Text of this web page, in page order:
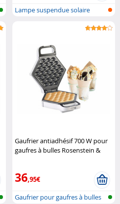
Lampe suspendue solaire
Gaufrier antiadhésif 700 W pour
gaufres à bulles Rosenstein &
36,95€
Gaufrier pour gaufres à bulles